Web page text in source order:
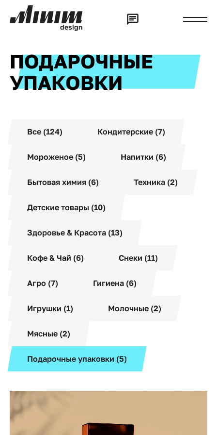
design
ПОДАРОЧНЫЕ
УПАКОВКИ
Все (124) Кондитерские (7)
Мороженое (5) Напитки (6)
Бытовая химия (6) Техника (2)
Детские товары (10)
Здоровье & Красота (13)
Кофе & Чай (6) Снеки (11)
Агро (7) Гигиена (6)
Игрушки (1) Молочные (2)
Мясные (2)
Подарочные упаковки (5)